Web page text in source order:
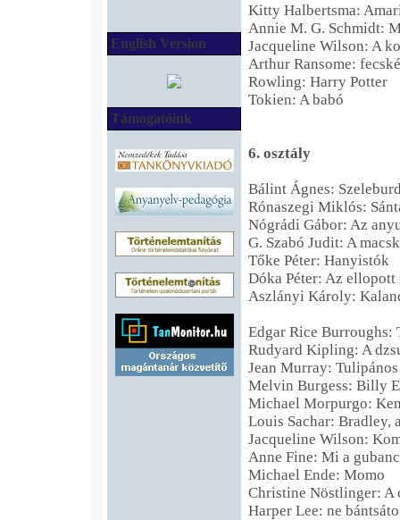
English Version
Támogatóink
Kitty Halbertsma:
Annie M. G. Schmidt:
Jacqueline Wilson: A
Arthur Ransome:
Rowling: Harry Potter
Tokien: A babó
6. osztály
Bálint Ágnes:
Rónaszegi Miklós:
Nógrádi Gábor: Az
G. Szabó Judit: A
Tőke Péter: Hanyistók
Dóka Péter: Az ellopott
Aszlányi Károly:
Edgar Rice Burroughs:
Rudyard Kipling: A
Jean Murray:
Melvin Burgess: Billy
Michael Morpurgo:
Louis Sachar: Bradley,
Jacqueline Wilson:
Anne Fine: Mi a
Michael Ende: Momo
Christine Nöstlinger: A
Harper Lee: ne